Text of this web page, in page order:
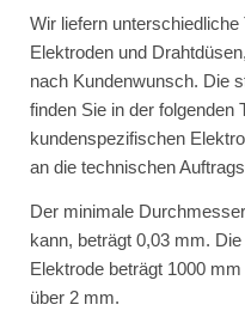
Wir liefern
Elektroden und
nach Kundenwunsch. Die
finden Sie in der folgenden
kundenspezifischen
an die technischen
Der minimale
kann, beträgt 0,03 mm.
Elektrode beträgt 1000
über 2 mm.